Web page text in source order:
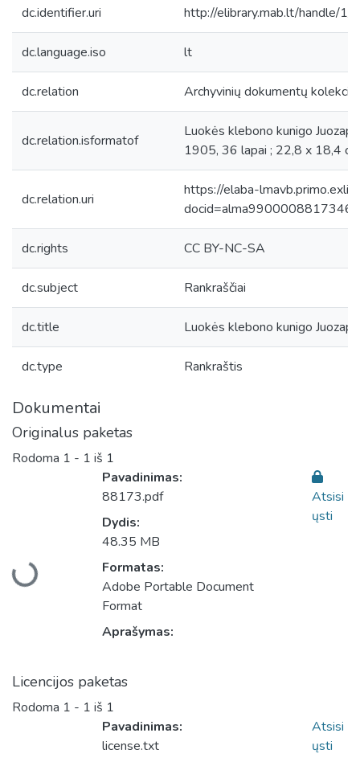
dc.identifier.uri http://elibrary.mab.lt/handle/1/
dc.language.iso lt
dc.relation Archyvinių dokumentų
dc.relation.isformatof
Luokės klebono kunigo
1905, 36 lapai ; 22,8 x 18,4
dc.relation.uri
https://elaba-
dc.rights CC BY-NC-SA
dc.subject Rankraščiai
dc.title Luokės klebono kunigo
dc.type Rankraštis
Dokumentai
Originalus paketas
Rodoma 1 - 1 iš 1
Įkeliama...
Pavadinimas:
88173.pdf
Dydis:
48.35 MB
Formatas:
Adobe Portable Document
Format
Aprašymas:
Atsisi
ųsti
Licencijos paketas
Rodoma 1 - 1 iš 1
Pavadinimas:
license.txt
Atsisi
ųsti